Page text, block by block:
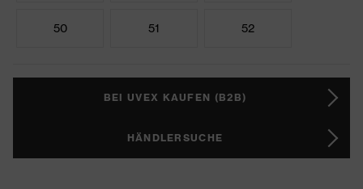
50 51 52
BEI UVEX KAUFEN (B2B)
HÄNDLERSUCHE